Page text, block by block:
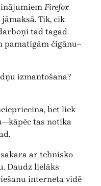
Firefox
Tik, cik
tad tagad
pamatīgām čigānu–
izmantošana?
bet liek
tas notika
ar tehnisko
Daudz lielāks
interneta vidē